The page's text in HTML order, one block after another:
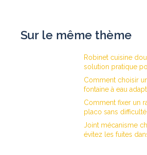
Sur le même thème
Robinet cuisine
solution pratique
Comment choisir
fontaine à eau
Comment fixer un
placo sans difficulté
Joint mécanisme
évitez les fuites